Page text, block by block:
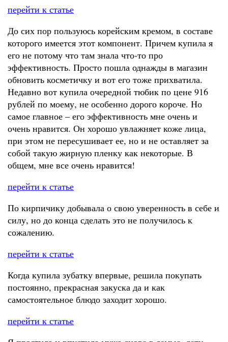
перейти к статье
До сих пор пользуюсь корейским кремом, в составе
которого имеется этот компонент. Причем купила я
его не потому что там знала что-то про
эффективность. Просто пошла однажды в магазин
обновить косметичку и вот его тоже прихватила.
Недавно вот купила очередной тюбик по цене 916
рублей по моему, не особенно дорого короче. Но
самое главное – его эффективность мне очень и
очень нравится. Он хорошо увлажняет коже лица,
при этом не пересушивает ее, но и не оставляет за
собой такую жирную пленку как некоторые. В
общем, мне все очень нравится!
перейти к статье
По кирпичику добывала о свою уверенность в себе и
силу, но до конца сделать это не получилось к
сожалению.
перейти к статье
Когда купила зубатку впервые, решила покупать
постоянно, прекрасная закуска да и как
самостоятельное блюдо заходит хорошо.
перейти к статье